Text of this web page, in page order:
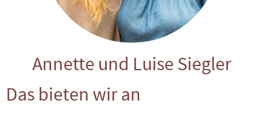
Annette und Luise Siegler
Das bieten wir an